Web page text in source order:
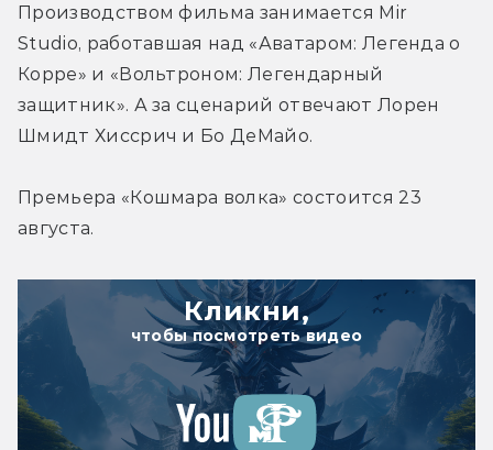
Производством фильма занимается Mir
Studio, работавшая над «Аватаром: Легенда о
Корре» и «Вольтроном: Легендарный
защитник». А за сценарий отвечают Лорен
Шмидт Хиссрич и Бо ДеМайо.
Премьера «Кошмара волка» состоится 23
августа.
Кликни,
чтобы посмотреть видео